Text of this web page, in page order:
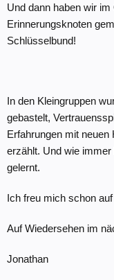
Und dann haben wir
Erinnerungsknoten
Schlüsselbund!
In den Kleingruppen
gebastelt,
Erfahrungen mit
erzählt. Und wie immer
gelernt.
Ich freu mich schon
Auf Wiedersehen im
Jonathan